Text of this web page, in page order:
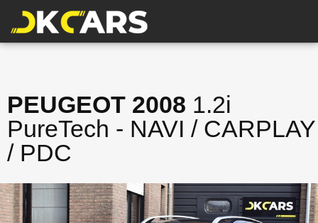
PEUGEOT 2008 1.2i
PureTech - NAVI / CARPLAY
/ PDC